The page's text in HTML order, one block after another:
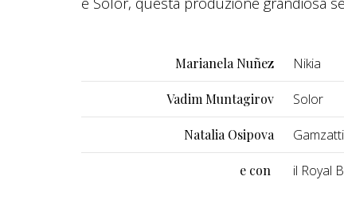
Marianela Nuñez Nikia
Vadim Muntagirov Solor
Natalia Osipova Gamzatti
e con il Royal